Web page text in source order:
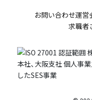
お問い合わせ運営
求職者